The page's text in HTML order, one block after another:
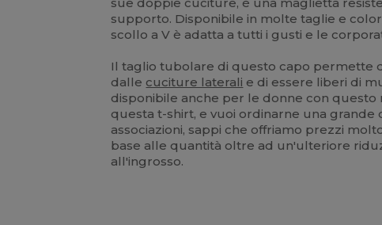
supporto. Disponibile in molte taglie e
scollo a V è adatta a tutti i gusti e le
Il taglio tubolare di questo capo permette
dalle cuciture laterali e di essere liberi di
disponibile anche per le donne con questo
questa t-shirt, e vuoi ordinarne una
associazioni, sappi che offriamo prezzi
base alle quantità oltre ad un'ulteriore
all'ingrosso.